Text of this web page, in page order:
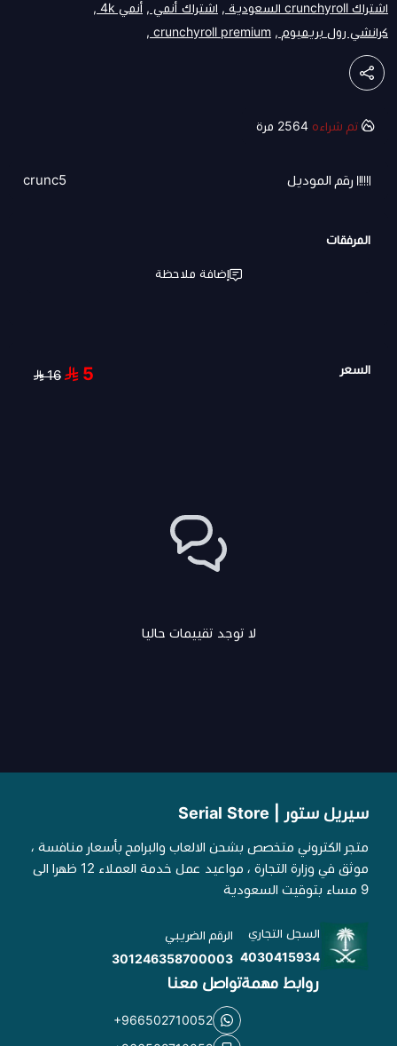
اشتراك crunchyroll السعودية ,
اشتراك أنمي , أنمي 4k ,
كرانشي رول بريميوم , crunchyroll premium ,
تم شراءه 2564 مرة
رقم الموديل crunc5
المرفقات
إضافة ملاحظة
السعر 5
16
لا توجد تقييمات حاليا
سيريل ستور | Serial Store
متجر الكتروني متخصص بشحن الالعاب والبرامج بأسعار منافسة ،
موثق في وزارة التجارة ، مواعيد عمل خدمة العملاء 12 ظهرا الى
9 مساء بتوقيت السعودية
السجل التجاري
4030415934
الرقم الضريبي
301246358700003
روابط مهمةتواصل معنا
+966502710052